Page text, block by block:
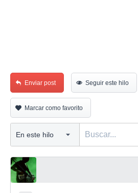
Enviar post Seguir este hilo
Marcar como favorito